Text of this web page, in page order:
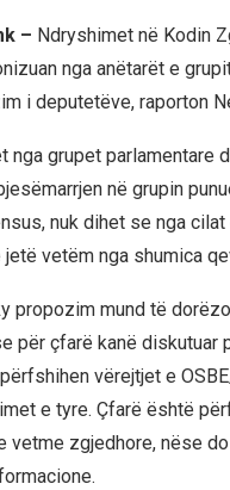
– Ndryshimet në Kodin
nga anëtarët e
i deputetëve, raporton
nga grupet parlamentare
në grupin
nuk dihet se nga
vetëm nga shumica
propozim mund të
për çfarë kanë
vërejtjet e
e tyre. Çfarë është
vetme zgjedhore, nëse